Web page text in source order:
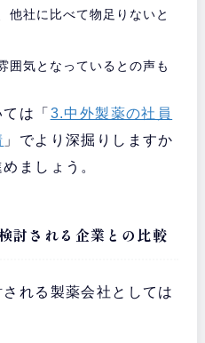
他社に比べて物足りないと
囲気となっているとの声も
は「 3.中外製薬の社員
」でより深掘りしますか
ましょう。
討される企業との比較
れる製薬会社としては